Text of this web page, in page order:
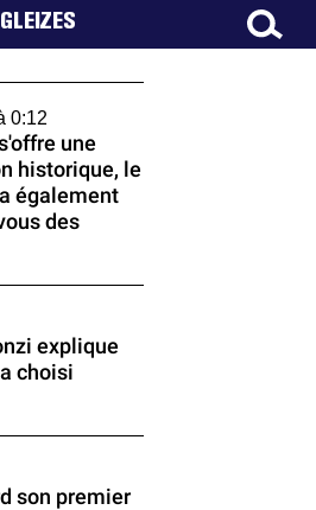
GLEIZES
0:12
une
historique, le
également
des
explique
choisi
son premier